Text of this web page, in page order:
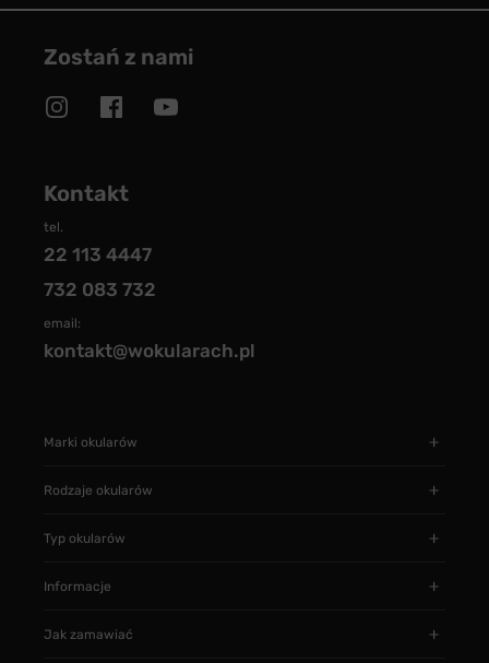
Zostań z nami
Kontakt
tel.
22 113 4447
732 083 732
email:
kontakt@wokularach.pl
Marki okularów
Rodzaje okularów
Typ okularów
Informacje
Jak zamawiać